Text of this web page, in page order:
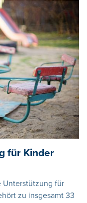
für Kinder
Unterstützung für
zu insgesamt 33